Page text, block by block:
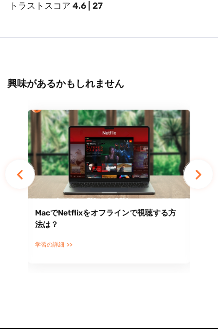
トラストスコア 4.6 | 27
興味があるかもしれません
MacでNetflixをオフラインで視聴する方
法は？
学習の詳細